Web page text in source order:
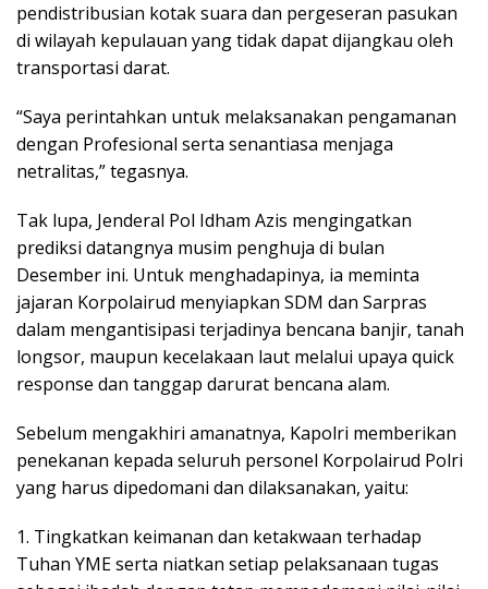
pendistribusian kotak suara dan pergeseran pasukan
di wilayah kepulauan yang tidak dapat dijangkau oleh
transportasi darat.
“Saya perintahkan untuk melaksanakan pengamanan
dengan Profesional serta senantiasa menjaga
netralitas,” tegasnya.
Tak lupa, Jenderal Pol Idham Azis mengingatkan
prediksi datangnya musim penghuja di bulan
Desember ini. Untuk menghadapinya, ia meminta
jajaran Korpolairud menyiapkan SDM dan Sarpras
dalam mengantisipasi terjadinya bencana banjir, tanah
longsor, maupun kecelakaan laut melalui upaya quick
response dan tanggap darurat bencana alam.
Sebelum mengakhiri amanatnya, Kapolri memberikan
penekanan kepada seluruh personel Korpolairud Polri
yang harus dipedomani dan dilaksanakan, yaitu:
1. Tingkatkan keimanan dan ketakwaan terhadap
Tuhan YME serta niatkan setiap pelaksanaan tugas